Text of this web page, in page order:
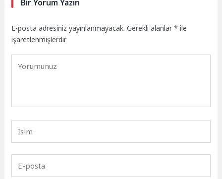
Bir Yorum Yazın
E-posta adresiniz yayınlanmayacak. Gerekli alanlar* ile
işaretlenmişlerdir